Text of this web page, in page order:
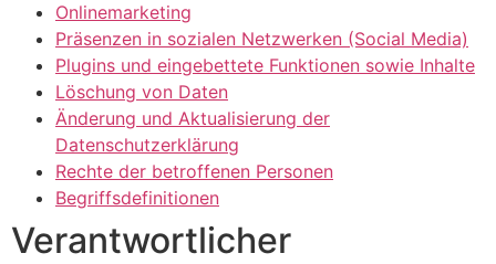
Onlinemarketing
Präsenzen in sozialen Netzwerken (Social Media)
Plugins und eingebettete Funktionen sowie Inhalte
Löschung von Daten
Änderung und Aktualisierung der
Datenschutzerklärung
Rechte der betroffenen Personen
Begriffsdefinitionen
Verantwortlicher